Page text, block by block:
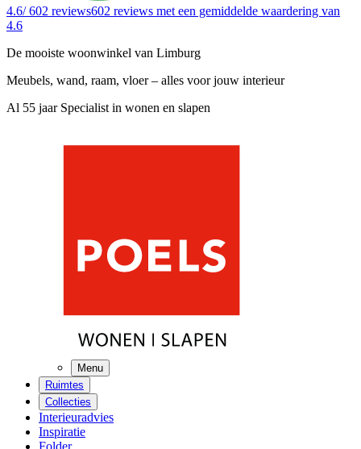
4.6/ 602 reviews602 reviews met een gemiddelde waardering van
4.6
De mooiste woonwinkel van Limburg
Meubels, wand, raam, vloer – alles voor jouw interieur
Al 55 jaar Specialist in wonen en slapen
Menu
Ruimtes
Collecties
Interieuradvies
Inspiratie
Folder